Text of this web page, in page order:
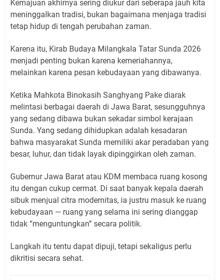
Kemajuan akhirnya sering diukur dari seberapa jauh kita
meninggalkan tradisi, bukan bagaimana menjaga tradisi
tetap hidup di tengah perubahan zaman.
Karena itu, Kirab Budaya Milangkala Tatar Sunda 2026
menjadi penting bukan karena kemeriahannya,
melainkan karena pesan kebudayaan yang dibawanya.
Ketika Mahkota Binokasih Sanghyang Pake diarak
melintasi berbagai daerah di Jawa Barat, sesungguhnya
yang sedang dibawa bukan sekadar simbol kerajaan
Sunda. Yang sedang dihidupkan adalah kesadaran
bahwa masyarakat Sunda memiliki akar peradaban yang
besar, luhur, dan tidak layak dipinggirkan oleh zaman.
Gubernur Jawa Barat atau KDM membaca ruang kosong
itu dengan cukup cermat. Di saat banyak kepala daerah
sibuk menjual citra modernitas, ia justru masuk ke ruang
kebudayaan — ruang yang selama ini sering dianggap
tidak “menguntungkan” secara politik.
Langkah itu tentu dapat dipuji, tetapi sekaligus perlu
dikritisi secara sehat.